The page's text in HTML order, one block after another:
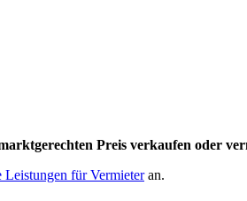
Preis verkaufen oder
Leistungen für Vermieteran.